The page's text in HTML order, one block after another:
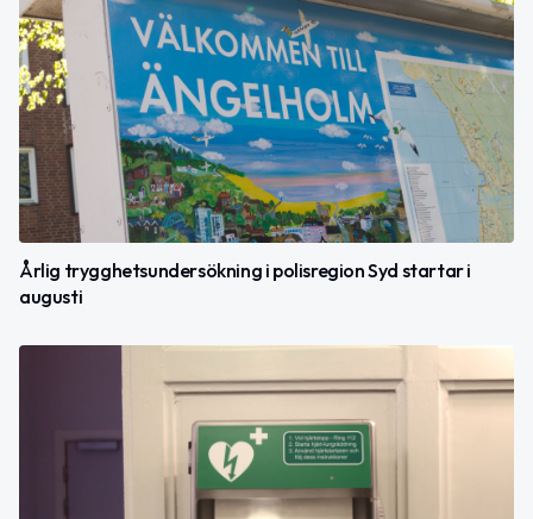
Årlig trygghetsundersökning i polisregion Syd startar i
augusti